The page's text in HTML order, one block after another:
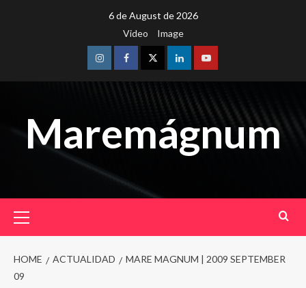
6 de August de 2026
Video
Image
InstagramFacebookTwitterLinkedinYoutube
Maremágnum
Menu
HOME ACTUALIDAD
MARE MAGNUM | 2009 SEPTEMBER
09